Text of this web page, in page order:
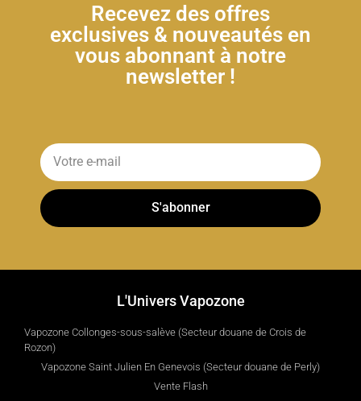
Recevez des offres
exclusives & nouveautés en
vous abonnant à notre
newsletter !
S'abonner
L'Univers Vapozone
Vapozone Collonges-sous-salève (Secteur douane de Crois de
Rozon)
Vapozone Saint Julien En Genevois (Secteur douane de Perly)
Vente Flash